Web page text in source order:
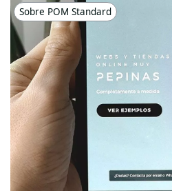
Sobre POM Standard